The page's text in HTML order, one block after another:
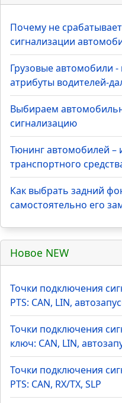
Почему не
сигнализации
Грузовые автомобили
атрибуты водителей-
Выбираем
сигнализацию
Тюнинг автомобилей –
транспортного
Как выбрать задний
самостоятельно его
Новое NEW
Точки подключения
PTS: CAN, LIN,
Точки подключения
ключ: CAN, LIN,
Точки подключения
PTS: CAN, RX/TX, SLP